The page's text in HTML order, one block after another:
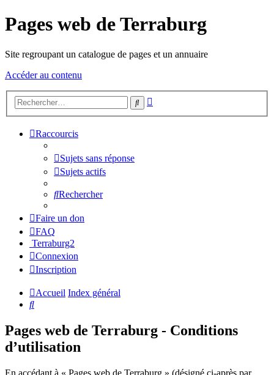
Pages web de Terraburg
Site regroupant un catalogue de pages et un annuaire
Accéder au contenu
Rechercher
Raccourcis
Sujets sans réponse
Sujets actifs
Rechercher
Faire un don
FAQ
Terraburg2
Connexion
Inscription
Accueil Index général
Rechercher
Pages web de Terraburg - Conditions
d’utilisation